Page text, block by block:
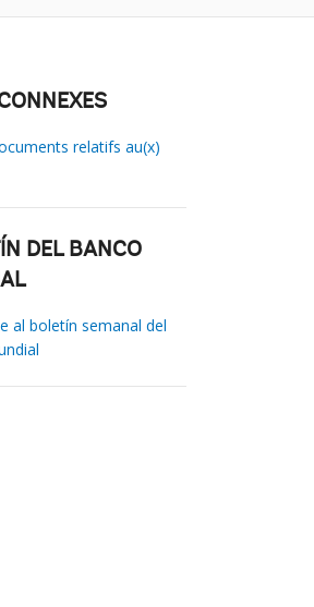
relatifs au(x)
DEL BANCO
al boletín semanal del